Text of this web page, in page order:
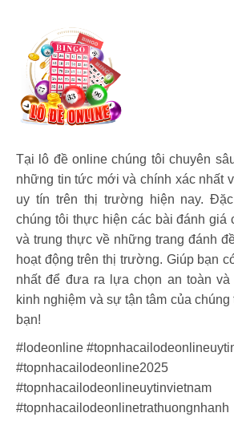
Tại lô đề online chúng tôi chuyên
những tin tức mới và chính xác nhất
uy tín trên thị trường hiện nay.
chúng tôi thực hiện các bài đánh giá
và trung thực về những trang đánh
hoạt động trên thị trường. Giúp bạn
nhất để đưa ra lựa chọn an toàn và
kinh nghiệm và sự tận tâm của
bạn!
#lodeonline
#topnhacailodeonline2025
#topnhacailodeonlineuytinvietnam
#topnhacailodeonlinetrathuongnhanh